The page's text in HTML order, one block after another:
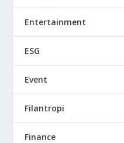
Entertainment
ESG
Event
Filantropi
Finance